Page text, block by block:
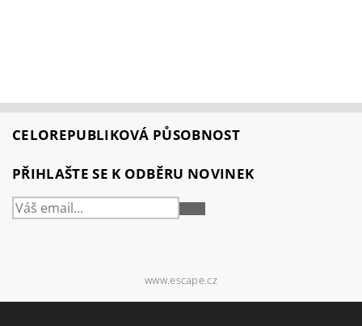
CELOREPUBLIKOVÁ PŮSOBNOST
PŘIHLAŠTE SE K ODBĚRU NOVINEK
PŘIHLÁSIT
www.escape.cz